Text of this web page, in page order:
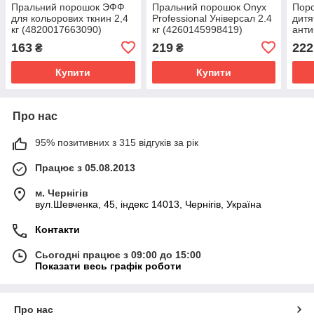
Пральний порошок ЭФФ
для кольорових ткнин 2,4
кг (4820017663090)
163 ₴
Купити
Пральний порошок Onyx
Professional Універсал 2.4
кг (4260145998419)
219₴
Купити
Про нас
95% позитивних з 315 відгуків за рік
Працює з 05.08.2013
м. Чернігів
вул.Шевченка, 45, індекс 14013, Чернігів, Україна
Контакти
Сьогодні працює з 09:00 до 15:00
Показати весь графік роботи
Про нас